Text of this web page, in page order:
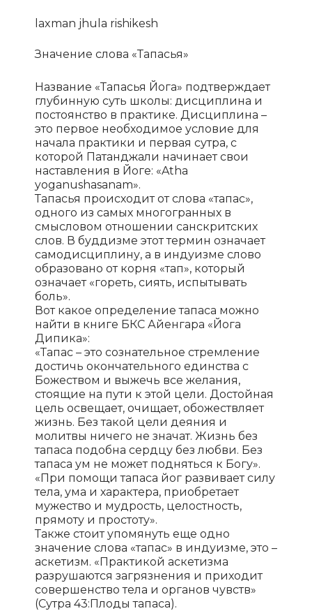
laxman jhula rishikesh
Значение слова «Тапасья»
Название «Тапасья Йога» подтверждает
глубинную суть школы: дисциплина и
постоянство в практике. Дисциплина –
это первое необходимое условие для
начала практики и первая сутра, с
которой Патанджали начинает свои
наставления в Йоге: «Atha
yoganushasanam».
Тапасья происходит от слова «тапас»,
одного из самых многогранных в
смысловом отношении санскритских
слов. В буддизме этот термин означает
самодисциплину, а в индуизме слово
образовано от корня «тап», который
означает «гореть, сиять, испытывать
боль».
Вот какое определение тапаса можно
найти в книге БКС Айенгара «Йога
Дипика»:
«Тапас – это сознательное стремление
достичь окончательного единства с
Божеством и выжечь все желания,
стоящие на пути к этой цели. Достойная
цель освещает, очищает, обожествляет
жизнь. Без такой цели деяния и
молитвы ничего не значат. Жизнь без
тапаса подобна сердцу без любви. Без
тапаса ум не может подняться к Богу».
«При помощи тапаса йог развивает силу
тела, ума и характера, приобретает
мужество и мудрость, целостность,
прямоту и простоту».
Также стоит упомянуть еще одно
значение слова «тапас» в индуизме, это –
аскетизм. «Практикой аскетизма
разрушаются загрязнения и приходит
совершенство тела и органов чувств»
(Сутра 43:Плоды тапаса).